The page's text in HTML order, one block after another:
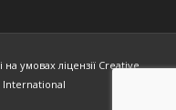
умовах ліцензії Creative
International